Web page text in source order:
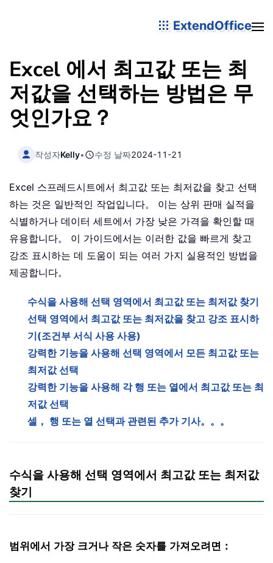
ExtendOffice
Excel 에서 최고값 또는 최
저값을 선택하는 방법은 무
엇인가요？
작성자Kelly• 수정 날짜2024-11-21
Excel 스프레드시트에서 최고값 또는 최저값을 찾고 선택
하는 것은 일반적인 작업입니다。 이는 상위 판매 실적을
식별하거나 데이터 세트에서 가장 낮은 가격을 확인할 때
유용합니다。 이 가이드에서는 이러한 값을 빠르게 찾고
강조 표시하는 데 도움이 되는 여러 가지 실용적인 방법을
제공합니다。
수식을 사용해 선택 영역에서 최고값 또는 최저값 찾기
선택 영역에서 최고값 또는 최저값을 찾고 강조 표시하
기(조건부 서식 사용 사용)
강력한 기능을 사용해 선택 영역에서 모든 최고값 또는
최저값 선택
강력한 기능을 사용해 각 행 또는 열에서 최고값 또는 최
저값 선택
셀， 행 또는 열 선택과 관련된 추가 기사。。。
수식을 사용해 선택 영역에서 최고값 또는 최저값
찾기
범위에서 가장 크거나 작은 숫자를 가져오려면：